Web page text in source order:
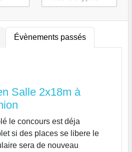
Évènements passés
Salle 2x18m à
le concours est déja
si des places se libere le
sera de nouveau